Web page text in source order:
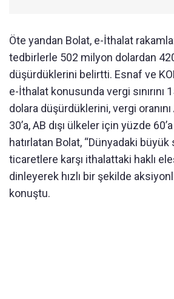
Öte yandan Bolat, e-İthalat
tedbirlerle 502 milyon dolardan
düşürdüklerini belirtti. Esnaf ve
e-İthalat konusunda vergi sınırını
dolara düşürdüklerini, vergi
30’a, AB dışı ülkeler için yüzde
hatırlatan Bolat, “Dünyadaki
ticaretlere karşı ithalattaki haklı
dinleyerek hızlı bir şekilde
konuştu.